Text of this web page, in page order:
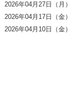
2026年04月27日（月）
2026年04月17日（金）
2026年04月10日（金）